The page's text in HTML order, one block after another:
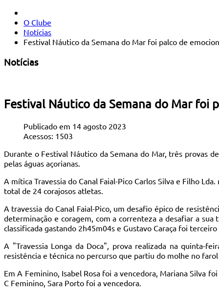
O Clube
Notícias
Festival Náutico da Semana do Mar foi palco de
Notícias
Festival Náutico da Semana do Mar foi
Publicado em 14 agosto 2023
Acessos: 1503
Durante o Festival Náutico da Semana do Mar, três provas
pelas águas açorianas.
A mítica Travessia do Canal Faial-Pico Carlos Silva e Filho
total de 24 corajosos atletas.
A travessia do Canal Faial-Pico, um desafio épico de
determinação e coragem, com a correnteza a desafiar a
classificada gastando 2h45m04s e Gustavo Caraça foi
A "Travessia Longa da Doca", prova realizada na quinta-
resistência e técnica no percurso que partiu do molhe no
Em A Feminino, Isabel Rosa foi a vencedora, Mariana Silva
C Feminino, Sara Porto foi a vencedora.